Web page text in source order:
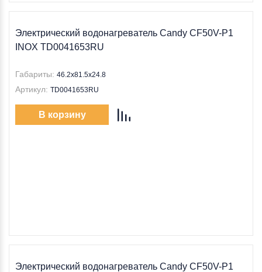
Электрический водонагреватель Candy CF50V-P1
INOX TD0041653RU
Габариты: 46.2х81.5х24.8
Артикул: TD0041653RU
В корзину
Электрический водонагреватель Candy CF50V-P1